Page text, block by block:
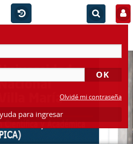
Olvidé mi contraseña
para ingresar